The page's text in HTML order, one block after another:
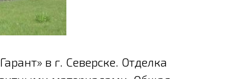
в г. Северске. Отделка